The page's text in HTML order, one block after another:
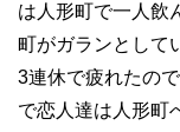
は人形町で一人飲
町がガランとして
3連休で疲れたの
で恋人達は人形町